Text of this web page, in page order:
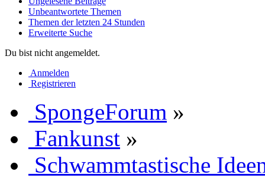
Unbeantwortete Themen
Themen der letzten 24 Stunden
Erweiterte Suche
Du bist nicht angemeldet.
Anmelden
Registrieren
SpongeForum »
Fankunst »
Schwammtastische